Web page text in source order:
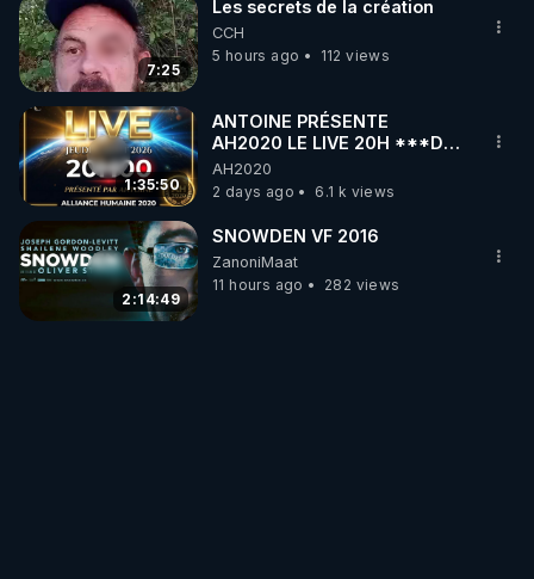
7:25
Les secrets de la création
CCH
5 hours ago
112 views
1:35:50
ANTOINE PRÉSENTE
AH2020 LE LIVE 20H ***DU
06/08/2026***
AH2020
2 days ago
6.1 k views
2:14:49
SNOWDEN VF 2016
ZanoniMaat
11 hours ago
282 views